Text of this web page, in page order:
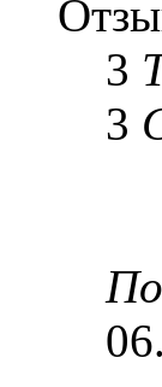
3
3